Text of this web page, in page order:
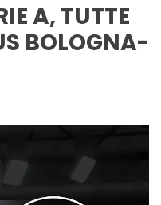
A, TUTTE
BOLOGNA-